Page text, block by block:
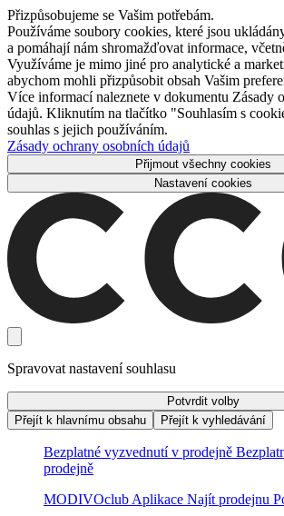
Přizpůsobujeme se Vašim potřebám.
Používáme soubory cookies, které jsou
a pomáhají nám shromažďovat informace,
Využíváme je mimo jiné pro analytické a
abychom mohli přizpůsobit obsah Vašim
Více informací naleznete v dokumentu Zásady
údajů. Kliknutím na tlačítko "Souhlasím s
souhlas s jejich používáním.
Zásady ochrany osobních údajů
Přijmout všechny cookies
Nastavení cookies
Spravovat nastavení souhlasu
Potvrdit volby
Přejít k hlavnímu obsahu
Přejít k vyhledávání
Bezplatné vyzvednutí v prodejně
prodejně
MODIVOclub Aplikace Najít prodejnu